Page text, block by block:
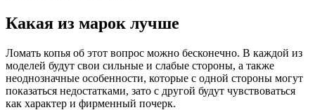
Какая из марок лучше
Ломать копья об этот вопрос можно бесконечно. В каждой из
моделей будут свои сильные и слабые стороны, а также
неоднозначные особенности, которые с одной стороны могут
показаться недостатками, зато с другой будут чувствоваться
как характер и фирменный почерк.